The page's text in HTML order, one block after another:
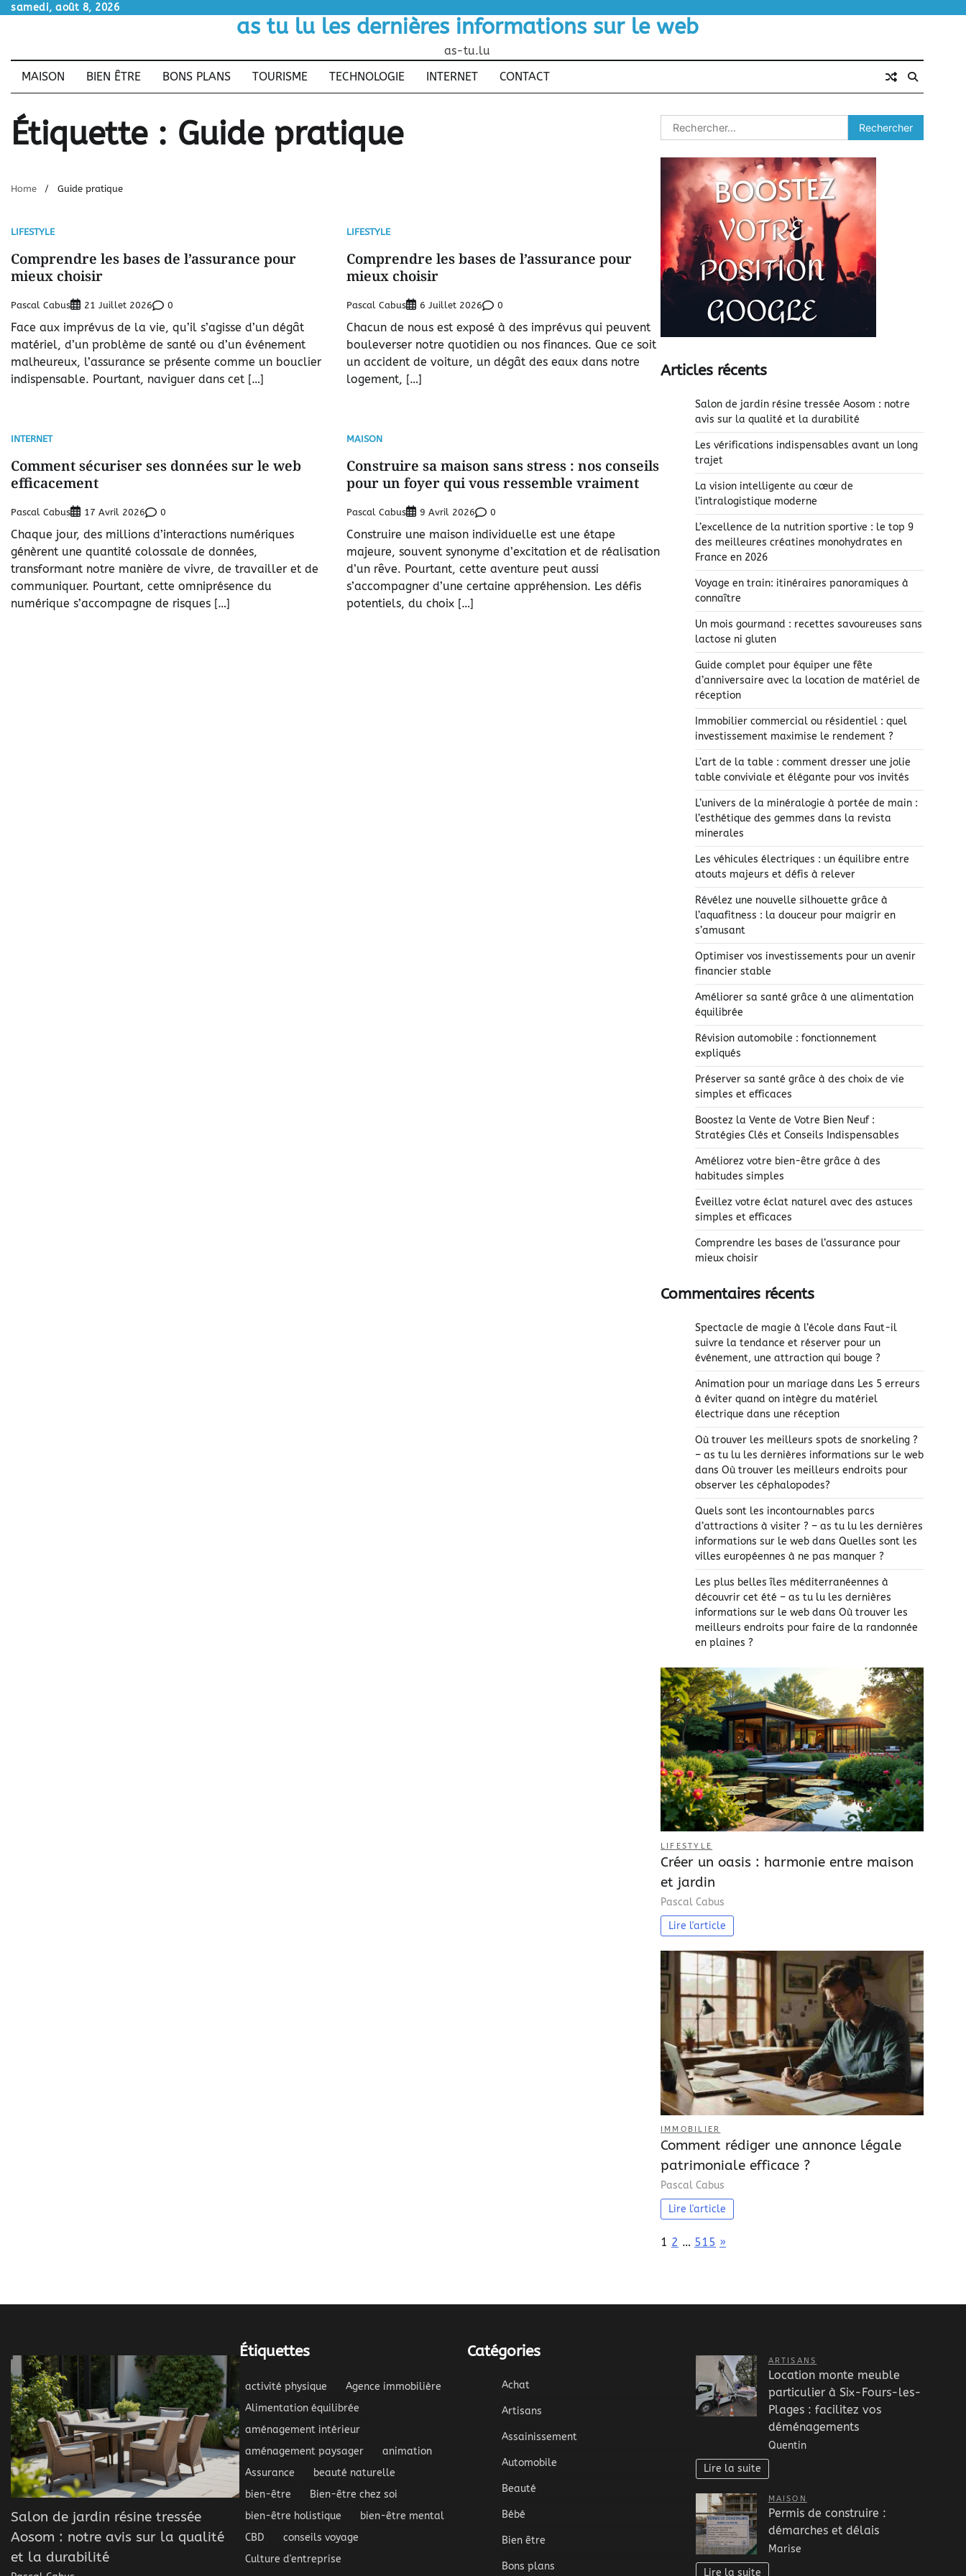
Skipsamedi, août 8, 2026
as tu lu les dernières informations sur le web
as-tu.lu
MAISON
BIEN ÊTRE BONS PLANS TOURISME TECHNOLOGIE INTERNET CONTACT
Étiquette : Guide pratique
Home Guide pratique
LIFESTYLE
Comprendre les bases de l’assurance pour
mieux choisir
Pascal Cabus 21 Juillet 2026 0
Face aux imprévus de la vie, qu’il s’agisse d’un dégât
matériel, d’un problème de santé ou d’un événement
malheureux, l’assurance se présente comme un bouclier
indispensable. Pourtant, naviguer dans cet […]
LIFESTYLE
Comprendre les bases de l’assurance pour
mieux choisir
Pascal Cabus 6 Juillet 2026 0
Chacun de nous est exposé à des imprévus qui peuvent
bouleverser notre quotidien ou nos finances. Que ce soit
un accident de voiture, un dégât des eaux dans notre
logement, […]
INTERNET
Comment sécuriser ses données sur le web
efficacement
Pascal Cabus 17 Avril 2026 0
Chaque jour, des millions d’interactions numériques
génèrent une quantité colossale de données,
transformant notre manière de vivre, de travailler et de
communiquer. Pourtant, cette omniprésence du
numérique s’accompagne de risques […]
MAISON
Construire sa maison sans stress : nos conseils
pour un foyer qui vous ressemble vraiment
Pascal Cabus 9 Avril 2026 0
Construire une maison individuelle est une étape
majeure, souvent synonyme d’excitation et de réalisation
d’un rêve. Pourtant, cette aventure peut aussi
s’accompagner d’une certaine appréhension. Les défis
potentiels, du choix […]
Rechercher :
Articles récents
Salon de jardin résine tressée Aosom : notre
avis sur la qualité et la durabilité
Les vérifications indispensables avant un long
trajet
La vision intelligente au cœur de
l’intralogistique moderne
L’excellence de la nutrition sportive : le top 9
des meilleures créatines monohydrates en
France en 2026
Voyage en train: itinéraires panoramiques à
connaître
Un mois gourmand : recettes savoureuses sans
lactose ni gluten
Guide complet pour équiper une fête
d’anniversaire avec la location de matériel de
réception
Immobilier commercial ou résidentiel : quel
investissement maximise le rendement ?
L’art de la table : comment dresser une jolie
table conviviale et élégante pour vos invités
L’univers de la minéralogie à portée de main :
l’esthétique des gemmes dans la revista
minerales
Les véhicules électriques : un équilibre entre
atouts majeurs et défis à relever
Révélez une nouvelle silhouette grâce à
l’aquafitness : la douceur pour maigrir en
s’amusant
Optimiser vos investissements pour un avenir
financier stable
Améliorer sa santé grâce à une alimentation
équilibrée
Révision automobile : fonctionnement
expliqués
Préserver sa santé grâce à des choix de vie
simples et efficaces
Boostez la Vente de Votre Bien Neuf :
Stratégies Clés et Conseils Indispensables
Améliorez votre bien-être grâce à des
habitudes simples
Éveillez votre éclat naturel avec des astuces
simples et efficaces
Comprendre les bases de l’assurance pour
mieux choisir
Commentaires récents
Spectacle de magie à l’école dans Faut-il
suivre la tendance et réserver pour un
événement, une attraction qui bouge ?
Animation pour un mariage dans Les 5 erreurs
à éviter quand on intègre du matériel
électrique dans une réception
Où trouver les meilleurs spots de snorkeling ?
– as tu lu les dernières informations sur le web
dans Où trouver les meilleurs endroits pour
observer les céphalopodes?
Quels sont les incontournables parcs
d’attractions à visiter ? – as tu lu les dernières
informations sur le web dans Quelles sont les
villes européennes à ne pas manquer ?
Les plus belles îles méditerranéennes à
découvrir cet été – as tu lu les dernières
informations sur le web dans Où trouver les
meilleurs endroits pour faire de la randonnée
en plaines ?
LIFESTYLE
Créer un oasis : harmonie entre maison
et jardin
Pascal Cabus
Lire l'article
IMMOBILIER
Comment rédiger une annonce légale
patrimoniale efficace ?
Pascal Cabus
Lire l'article
Page:
1 2 … 515 Next
»
Salon de jardin résine tressée
Aosom : notre avis sur la qualité
et la durabilité
Étiquettes
activité physique
Agence immobilière
Alimentation équilibrée
aménagement intérieur
aménagement paysager
animation
Assurance
beauté naturelle
bien-être
Bien-être chez soi
bien-être holistique
bien-être mental
CBD
conseils voyage
Culture d'entreprise
Catégories
Achat
Artisans
Assainissement
Automobile
Beauté
Bébé
Bien être
Bons plans
ARTISANS
Location monte meuble
particulier à Six-Fours-les-
Plages : facilitez vos
déménagements
Quentin
Lire la suite
MAISON
Permis de construire :
démarches et délais
Marise
Lire la suite